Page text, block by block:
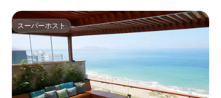
スーパーホスト
スーパーホスト